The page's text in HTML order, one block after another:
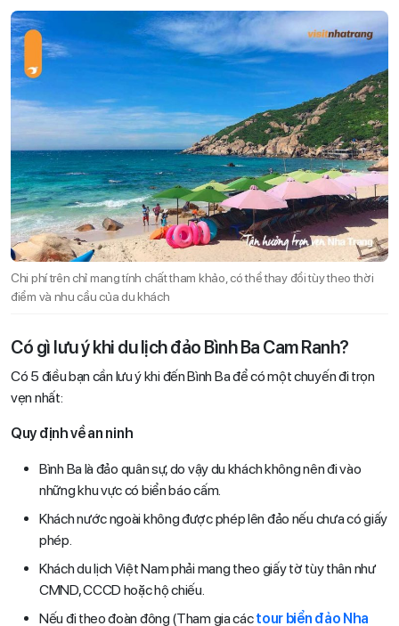
Chi phí trên chỉ mang tính chất tham khảo, có thể thay đổi tùy theo thời
điểm và nhu cầu của du khách
Có gì lưu ý khi du lịch đảo Bình Ba Cam Ranh?
Có 5 điều bạn cần lưu ý khi đến Bình Ba để có một chuyến đi trọn
vẹn nhất:
Quy định về an ninh
Bình Ba là đảo quân sự, do vậy du khách không nên đi vào
những khu vực có biển báo cấm.
Khách nước ngoài không được phép lên đảo nếu chưa có giấy
phép.
Khách du lịch Việt Nam phải mang theo giấy tờ tùy thân như
CMND, CCCD hoặc hộ chiếu.
Nếu đi theo đoàn đông (Tham gia cáctour biển đảo Nha